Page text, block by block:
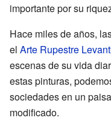
importante por su
Hace miles de años,
el Arte Rupestre
escenas de su vida
estas pinturas,
sociedades en un
modificado.